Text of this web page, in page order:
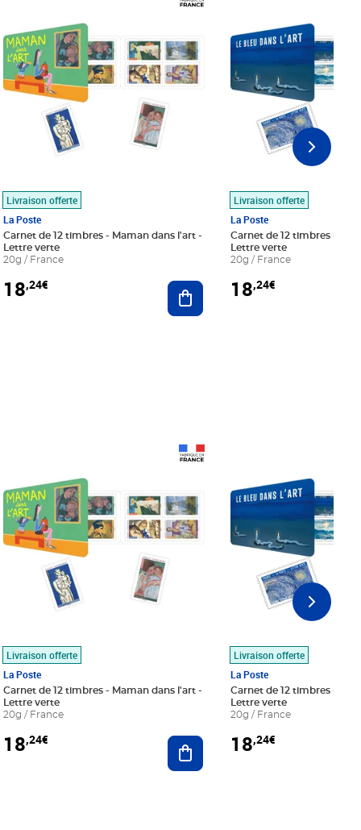
au panier
Livraison offerte
La Poste
Carnet de 12 timbres - Maman dans l'art -
Lettre verte
20g / France
18,24€ Ajouter au panier
Livraison offerte
La Poste
Carnet de 12 timbres - Le
Lettre verte
20g / France
18,24€
au panier
Livraison offerte
La Poste
Carnet de 12 timbres - Maman dans l'art -
Lettre verte
20g / France
18,24€ Ajouter au panier
Livraison offerte
La Poste
Carnet de 12 timbres - Le
Lettre verte
20g / France
18,24€